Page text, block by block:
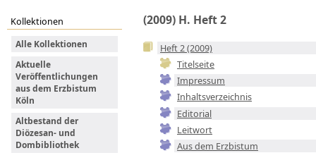
Kollektionen
Alle Kollektionen
Aktuelle
Veröffentlichungen
aus dem Erzbistum
Köln
Altbestand der
Diözesan- und
Dombibliothek
(2009) H. Heft 2
Heft 2 (2009)
Titelseite
Impressum
Inhaltsverzeichnis
Editorial
Leitwort
Aus dem Erzbistum